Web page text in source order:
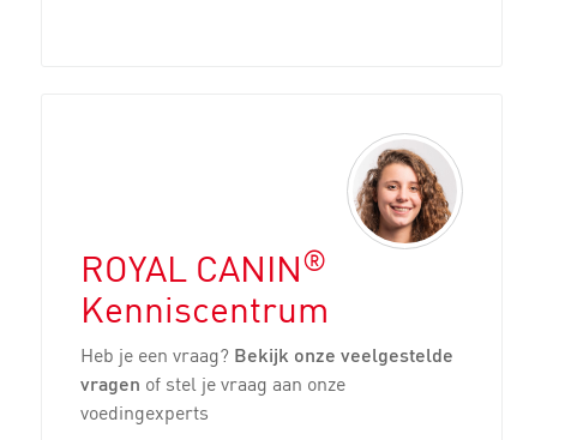
ROYAL CANIN®
Kenniscentrum
Heb je een vraag? Bekijk onze veelgestelde
vragen of stel je vraag aan onze
voedingexperts